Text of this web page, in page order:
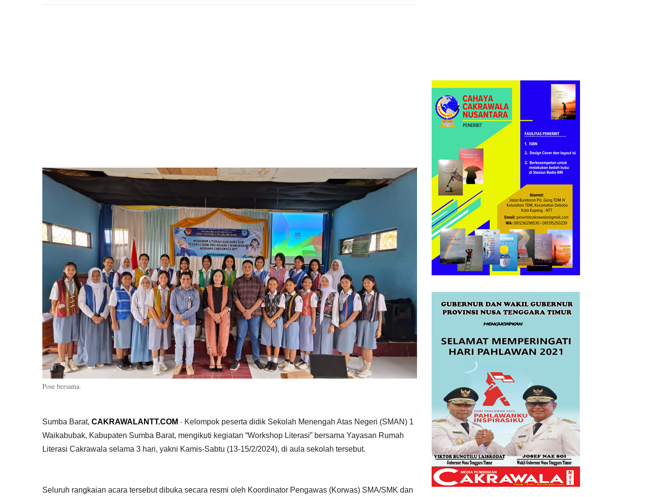
Pose bersama.
Sumba Barat, CAKRAWALANTT.COM - Kelompok peserta didik Sekolah Menengah Atas Negeri (SMAN) 1
Waikabubak, Kabupaten Sumba Barat, mengikuti kegiatan “Workshop Literasi” bersama Yayasan Rumah
Literasi Cakrawala selama 3 hari, yakni Kamis-Sabtu (13-15/2/2024), di aula sekolah tersebut.
Seluruh rangkaian acara tersebut dibuka secara resmi oleh Koordinator Pengawas (Korwas) SMA/SMK dan